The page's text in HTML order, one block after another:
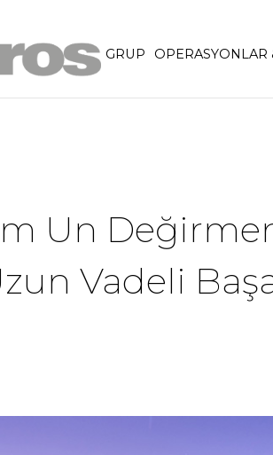
GRUP OPERASYONLAR
Un
Vadeli